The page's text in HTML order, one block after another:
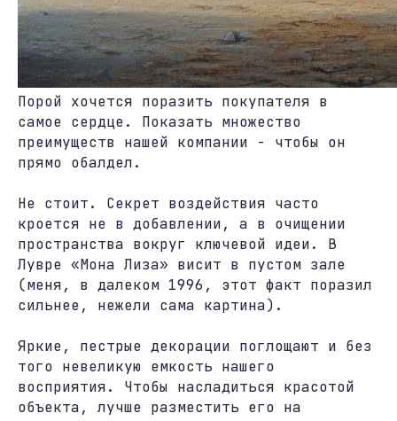
Порой хочется поразить покупателя в
самое сердце. Показать множество
преимуществ нашей компании - чтобы он
прямо обалдел.
Не стоит. Секрет воздействия часто
кроется не в добавлении, а в очищении
пространства вокруг ключевой идеи. В
Лувре «Мона Лиза» висит в пустом зале
(меня, в далеком 1996, этот факт поразил
сильнее, нежели сама картина).
Яркие, пестрые декорации поглощают и без
того невеликую емкость нашего
восприятия. Чтобы насладиться красотой
объекта, лучше разместить его на